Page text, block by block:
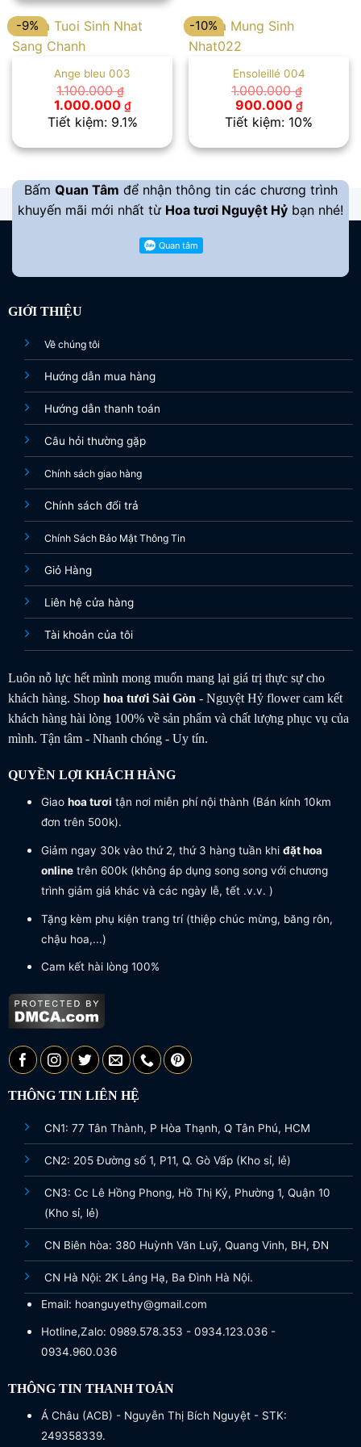
1.000.000 ₫.
-9%
Ange bleu 003
1.100.000₫
Giá
gốc
là:
1.000.000 ₫Giá
hiện
tại
1.000.000 ₫.
Tiết kiệm: 9.1%
-10%
Ensoleillé 004
1.000.000₫
Giá
gốc
là:
900.000 ₫Giá
hiện
tại
900.000
Tiết kiệm: 10%
Bấm Quan Tâm để nhận thông tin các chương trình
khuyến mãi mới nhất từ Hoa tươi Nguyệt Hỷ bạn nhé!
GIỚI THIỆU
Về chúng tôi
Hướng dẫn mua hàng
Hướng dẫn thanh toán
Câu hỏi thường gặp
Chính sách giao hàng
Chính sách đổi trả
Chính Sách Bảo Mật Thông Tin
Giỏ Hàng
Liên hệ cửa hàng
Tài khoản của tôi
Luôn nỗ lực hết mình mong muốn mang lại giá trị thực sự cho
khách hàng. Shop hoa tươiSài Gòn - Nguyệt Hỷ flower cam kết
khách hàng hài lòng 100% về sản phẩm và chất lượng phục vụ của
mình. Tận tâm - Nhanh chóng - Uy tín.
QUYỀN LỢI KHÁCH HÀNG
Giao hoa tươi tận nơi miễn phí nội thành (Bán kính 10km
đơn trên 500k).
Giảm ngay 30k vào thứ 2, thứ 3 hàng tuần khi đặt hoa
onlinetrên 600k (không áp dụng song song với chương
trình giảm giá khác và các ngày lễ, tết .v.v. )
Tặng kèm phụ kiện trang trí (thiệp chúc mừng, băng rôn,
chậu hoa,...)
Cam kết hài lòng 100%
THÔNG TIN LIÊN HỆ
CN1: 77 Tân Thành, P Hòa Thạnh, Q Tân Phú, HCM
CN2: 205 Đường số 1, P11, Q. Gò Vấp (Kho sỉ, lẻ)
CN3: Cc Lê Hồng Phong, Hồ Thị Kỷ, Phường 1, Quận 10
(Kho sỉ, lẻ)
CN Biên hòa: 380 Huỳnh Văn Luỹ, Quang Vinh, BH, ĐN
CN Hà Nội: 2K Láng Hạ, Ba Đình Hà Nội.
Email: hoanguyethy@gmail.com
Hotline,Zalo: 0989.578.353 - 0934.123.036 -
0934.960.036
THÔNG TIN THANH TOÁN
Á Châu (ACB) - Nguyễn Thị Bích Nguyệt - STK:
249358339.